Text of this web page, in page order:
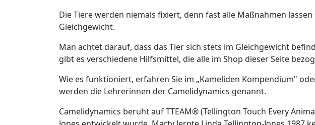
Die Tiere werden niemals fixiert, denn fast alle Maßnahmen
Gleichgewicht.
Man achtet darauf, dass das Tier sich stets im Gleichgewicht
gibt es verschiedene Hilfsmittel, die alle im Shop dieser Seite
Wie es funktioniert, erfahren Sie im „Kameliden Kompendium"
werden die Lehrerinnen der Camelidynamics genannt.
Camelidynamics beruht auf TTEAM® (Tellington Touch Every